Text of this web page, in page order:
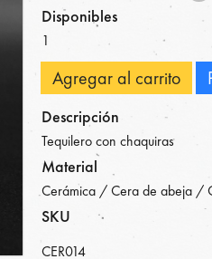
Disponibles
1
Agregar al carrito
Descripción
Tequilero con chaquiras
Material
Cerámica / Cera de abeja /
SKU
CER014